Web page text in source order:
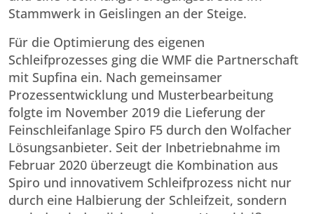
Stammwerk in Geislingen an der Steige.
Für die Optimierung des eigenen
Schleifprozesses ging die WMF die Partnerschaft
mit Supfina ein. Nach gemeinsamer
Prozessentwicklung und Musterbearbeitung
folgte im November 2019 die Lieferung der
Feinschleifanlage Spiro F5 durch den Wolfacher
Lösungsanbieter. Seit der Inbetriebnahme im
Februar 2020 überzeugt die Kombination aus
Spiro und innovativem Schleifprozess nicht nur
durch eine Halbierung der Schleifzeit, sondern